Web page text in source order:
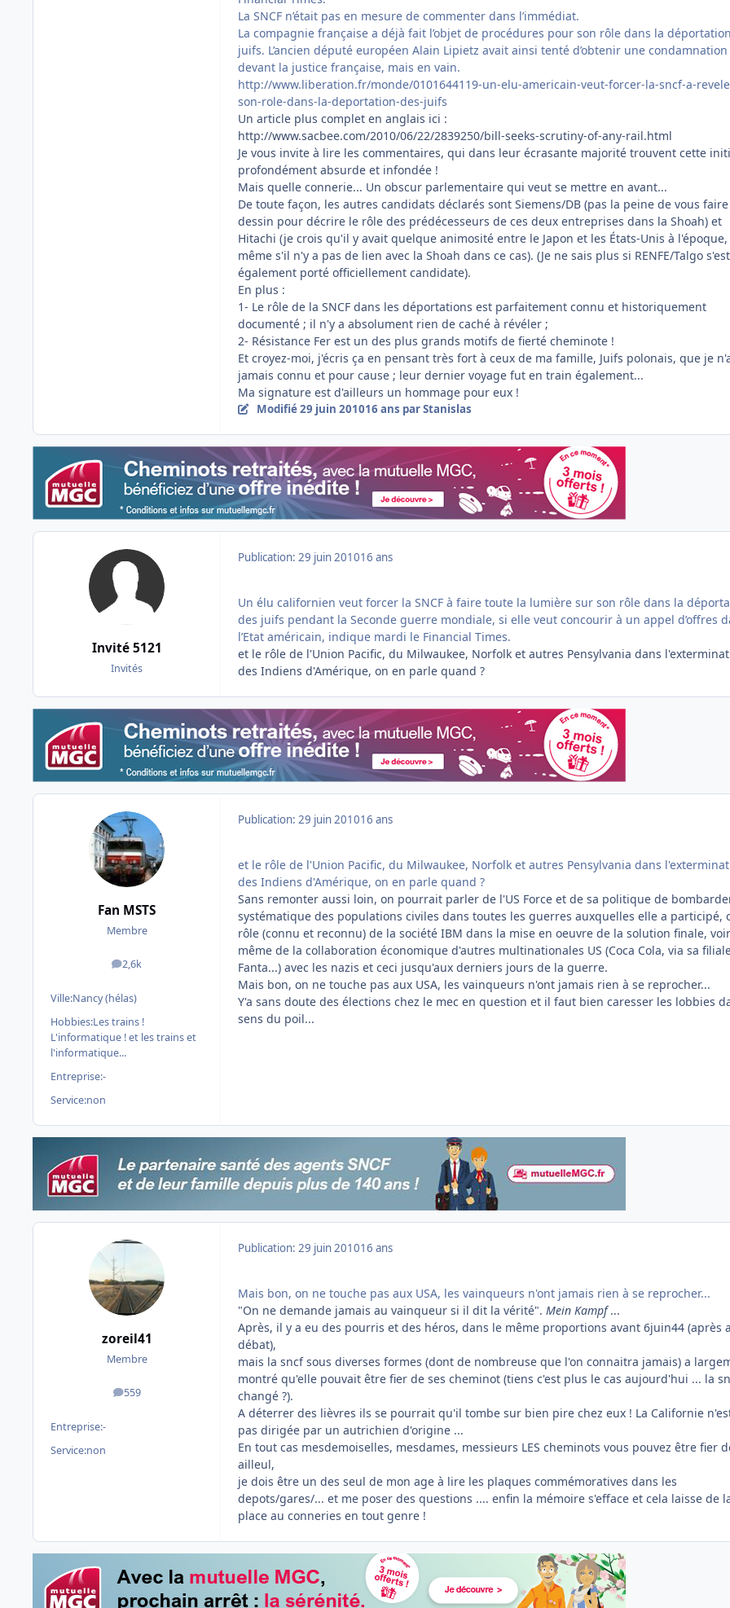
La SNCF n’était pas en mesure de commenter dans l’immédiat.
La compagnie française a déjà fait l’objet de procédures pour son rôle dans la
juifs. L’ancien député européen Alain Lipietz avait ainsi tenté d’obtenir une condamnation
devant la justice française, mais en vain.
http://www.liberation.fr/monde/0101644119-un-elu-americain-veut-forcer-la-sncf-a-
son-role-dans-la-deportation-des-juifs
Un article plus complet en anglais ici :
http://www.sacbee.com/2010/06/22/2839250/bill-seeks-scrutiny-of-any-rail.html
Je vous invite à lire les commentaires, qui dans leur écrasante majorité trouvent cette
profondément absurde et infondée !
Mais quelle connerie... Un obscur parlementaire qui veut se mettre en avant...
De toute façon, les autres candidats déclarés sont Siemens/DB (pas la peine de vous
dessin pour décrire le rôle des prédécesseurs de ces deux entreprises dans la Shoah) et
Hitachi (je crois qu'il y avait quelque animosité entre le Japon et les États-Unis à l'époque,
même s'il n'y a pas de lien avec la Shoah dans ce cas). (Je ne sais plus si RENFE/Talgo s'est
également porté officiellement candidate).
En plus :
1- Le rôle de la SNCF dans les déportations est parfaitement connu et historiquement
documenté ; il n'y a absolument rien de caché à révéler ;
2- Résistance Fer est un des plus grands motifs de fierté cheminote !
Et croyez-moi, j'écris ça en pensant très fort à ceux de ma famille, Juifs polonais, que je
jamais connu et pour cause ; leur dernier voyage fut en train également...
Ma signature est d'ailleurs un hommage pour eux !
Modifié29 juin 201016 ans par Stanislas
Invité 5121
Invités
Publication: 29 juin 201016 ans
Un élu californien veut forcer la SNCF à faire toute la lumière sur son rôle dans la
des juifs pendant la Seconde guerre mondiale, si elle veut concourir à un appel d’offres
l’Etat américain, indique mardi le Financial Times.
et le rôle de l'Union Pacific, du Milwaukee, Norfolk et autres Pensylvania dans
des Indiens d'Amérique, on en parle quand ?
Fan MSTS
Membre
2,6k
messages
Ville:Nancy (hélas)
Hobbies:Les trains !
L'informatique ! et les trains et
l'informatique...
Entreprise:-
Service:non
Publication: 29 juin 201016 ans
et le rôle de l'Union Pacific, du Milwaukee, Norfolk et autres Pensylvania dans
des Indiens d'Amérique, on en parle quand ?
Sans remonter aussi loin, on pourrait parler de l'US Force et de sa politique de
systématique des populations civiles dans toutes les guerres auxquelles elle a participé,
rôle (connu et reconnu) de la société IBM dans la mise en oeuvre de la solution finale,
même de la collaboration économique d'autres multinationales US (Coca Cola, via sa
Fanta...) avec les nazis et ceci jusqu'aux derniers jours de la guerre.
Mais bon, on ne touche pas aux USA, les vainqueurs n'ont jamais rien à se reprocher...
Y'a sans doute des élections chez le mec en question et il faut bien caresser les lobbies
sens du poil...
zoreil41
Membre
559
messages
Entreprise:-
Service:non
Publication: 29 juin 201016 ans
Mais bon, on ne touche pas aux USA, les vainqueurs n'ont jamais rien à se reprocher...
"On ne demande jamais au vainqueur si il dit la vérité". Mein Kampf...
Après, il y a eu des pourris et des héros, dans le même proportions avant 6juin44 (après
débat),
mais la sncf sous diverses formes (dont de nombreuse que l'on connaitra jamais) a
montré qu'elle pouvait être fier de ses cheminot (tiens c'est plus le cas aujourd'hui ... la
changé ?).
A déterrer des lièvres ils se pourrait qu'il tombe sur bien pire chez eux ! La Californie
pas dirigée par un autrichien d'origine ...
En tout cas mesdemoiselles, mesdames, messieurs LES cheminots vous pouvez être fier
ailleul,
je dois être un des seul de mon age à lire les plaques commémoratives dans les
depots/gares/... et me poser des questions .... enfin la mémoire s'efface et cela laisse de
place au conneries en tout genre !